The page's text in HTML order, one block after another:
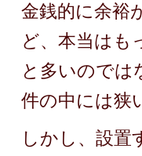
金銭的に余裕
ど、本当はも
と多いのでは
件の中には狭
しかし、設置